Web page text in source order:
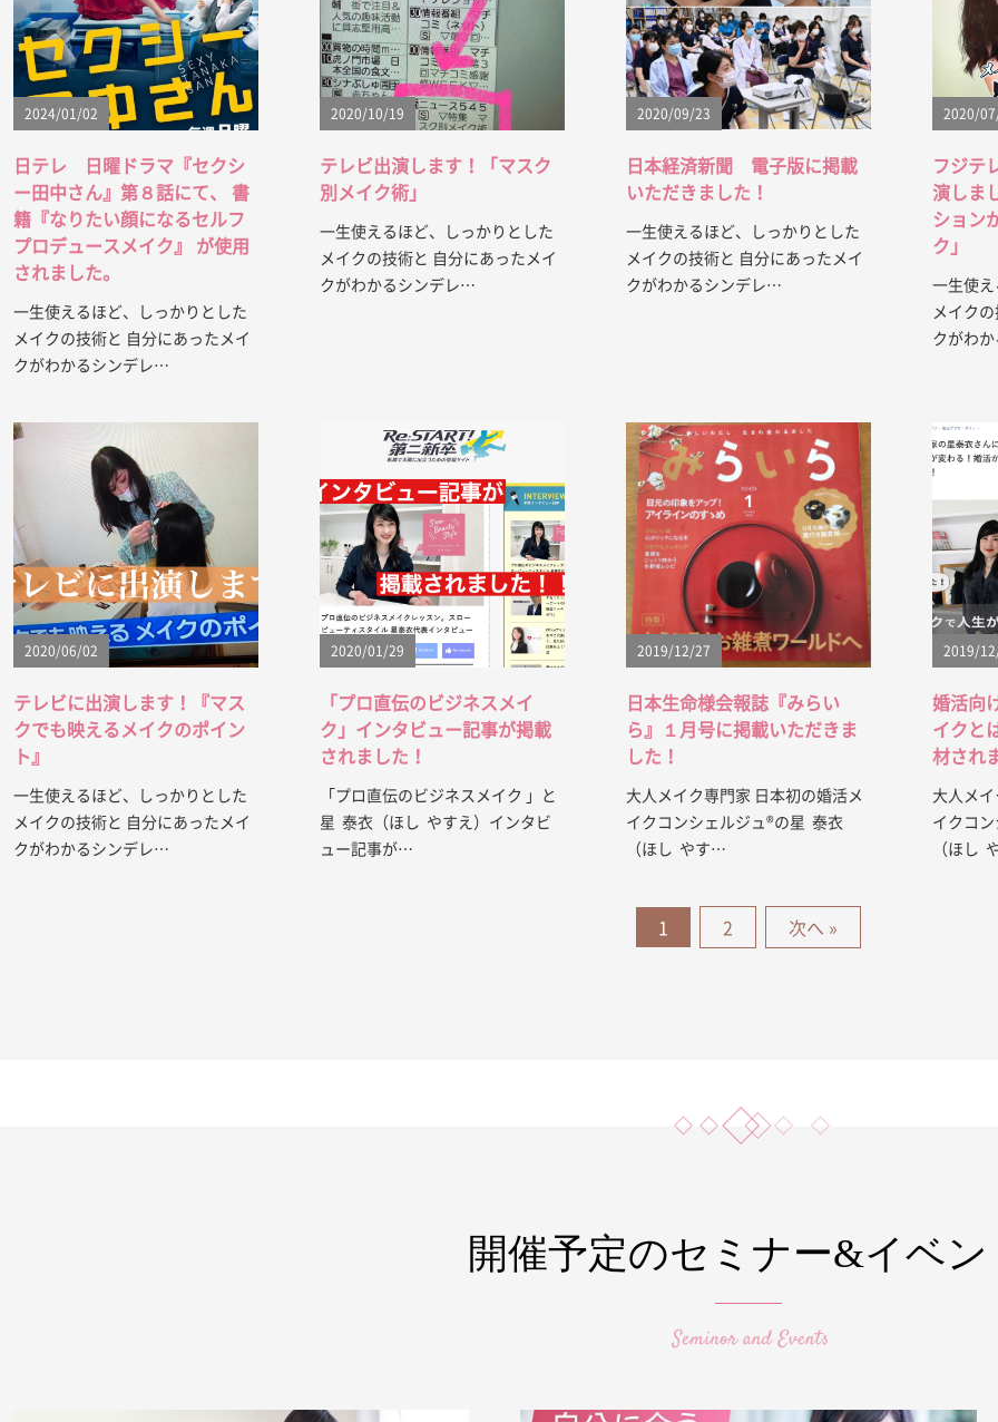
2024/01/02
日テレ 日曜ドラマ『セクシ
ー田中さん』第８話にて、 書
籍『なりたい顔になるセルフ
プロデュースメイク』 が使用
されました。
一生使えるほど、しっかりとした
メイクの技術と 自分にあったメイ
クがわかるシンデレ…
2020/10/19
テレビ出演します！「マスク
別メイク術」
一生使えるほど、しっかりとした
メイクの技術と 自分にあったメイ
クがわかるシンデレ…
2020/09/23
日本経済新聞 電子版に掲載
いただきました！
一生使えるほど、しっかりとした
メイクの技術と 自分にあったメイ
クがわかるシンデレ…
2020/
フジテ
演しま
ション
ク」
一生使
メイク
クがわ
2020/06/02
テレビに出演します！『マス
クでも映えるメイクのポイン
ト』
一生使えるほど、しっかりとした
メイクの技術と 自分にあったメイ
クがわかるシンデレ…
2020/01/29
「プロ直伝のビジネスメイ
ク」インタビュー記事が掲載
されました！
「プロ直伝のビジネスメイク 」と
星 泰衣（ほし やすえ）インタビ
ュー記事が…
2019/12/27
日本生命様会報誌『みらい
ら』１月号に掲載いただきま
した！
大人メイク専門家 日本初の婚活メ
イクコンシェルジュ®︎の星 泰衣
（ほし やす…
2019/
婚活向
イクと
材され
大人メ
イクコ
（ほし
1 2 次へ »
開催予定のセミナー&イベン